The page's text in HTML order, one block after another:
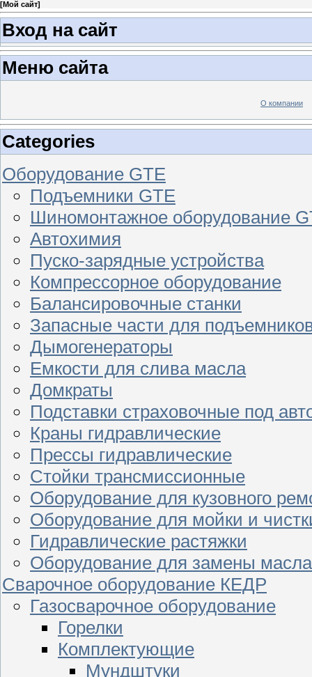
[Мой сайт]
Вход на сайт
Меню сайта
О компании
Categories
Оборудование GTE
Подъемники GTE
Шиномонтажное оборудование
Автохимия
Пуско-зарядные устройства
Компрессорное оборудование
Балансировочные станки
Запасные части для
Дымогенераторы
Емкости для слива масла
Домкраты
Подставки страховочные под
Краны гидравлические
Прессы гидравлические
Стойки трансмиссионные
Оборудование для кузовного
Оборудование для мойки и
Гидравлические растяжки
Оборудование для замены масла
Сварочное оборудование КЕДР
Газосварочное оборудование
Горелки
Комплектующие
Мундштуки